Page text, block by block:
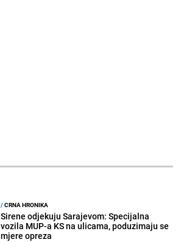
/CRNA HRONIKA
Sirene odjekuju Sarajevom: Specijalna
vozila MUP-a KS na ulicama, poduzimaju se
mjere opreza